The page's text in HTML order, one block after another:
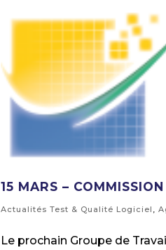
15 MARS –
Actualités Test & Qualité Logiciel ,
Le prochain Groupe de